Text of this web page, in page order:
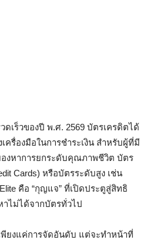
ดเร็วของปี พ.ศ. 2569 บัตรเครดิตได้
ครื่องมือในการชำระเงิน สำหรับผู้ที่มี
องหาการยกระดับคุณภาพชีวิต บัตร
Cards) หรือบัตรระดับสูง เช่น
คือ “กุญแจ” ที่เปิดประตูสู่สิทธิ
ไม่ได้จากบัตรทั่วไป
พียงแค่การจัดอันดับ แต่จะทำหน้าที่